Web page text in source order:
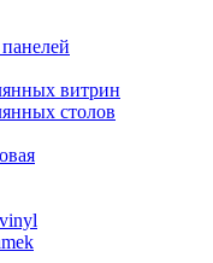
витрин
столов